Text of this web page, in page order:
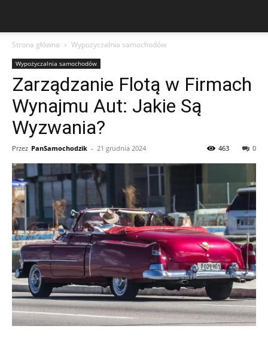
Strona główna Wypożyczalnia samochodów
Wypożyczalnia samochodów
Zarządzanie Flotą w Firmach
Wynajmu Aut: Jakie Są
Wyzwania?
Przez PanSamochodzik - 21 grudnia 2024 0
463